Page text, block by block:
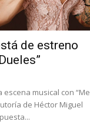
de estreno
musical con “Me
de Héctor Miguel